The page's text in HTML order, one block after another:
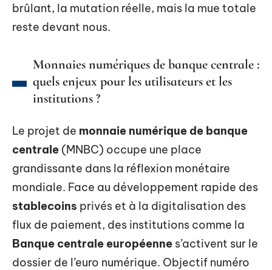
brûlant, la mutation réelle, mais la mue totale
reste devant nous.
Monnaies numériques de banque centrale :
quels enjeux pour les utilisateurs et les
institutions ?
Le projet de monnaie numérique de banque
centrale (MNBC) occupe une place
grandissante dans la réflexion monétaire
mondiale. Face au développement rapide des
stablecoins privés et à la digitalisation des
flux de paiement, des institutions comme la
Banque centrale européenne s’activent sur le
dossier de l’euro numérique. Objectif numéro